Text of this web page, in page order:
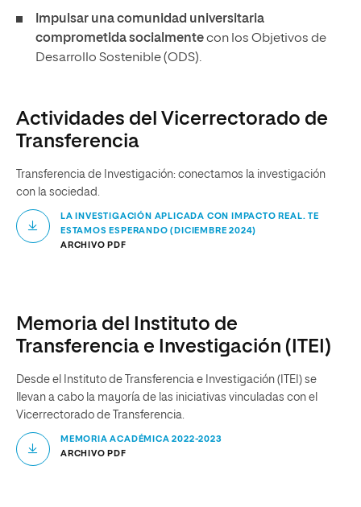
Impulsar una comunidad universitaria
comprometida socialmentecon los Objetivos de
Desarrollo Sostenible (ODS).
Actividades del Vicerrectorado de
Transferencia
Transferencia de Investigación: conectamos la investigación
con la sociedad.
LA INVESTIGACIÓN APLICADA CON IMPACTO REAL. TE
ESTAMOS ESPERANDO (DICIEMBRE 2024)
ARCHIVO PDF
Memoria del Instituto de
Transferencia e Investigación (ITEI)
Desde el Instituto de Transferencia e Investigación (ITEI) se
llevan a cabo la mayoría de las iniciativas vinculadas con el
Vicerrectorado de Transferencia.
MEMORIA ACADÉMICA 2022-2023
ARCHIVO PDF